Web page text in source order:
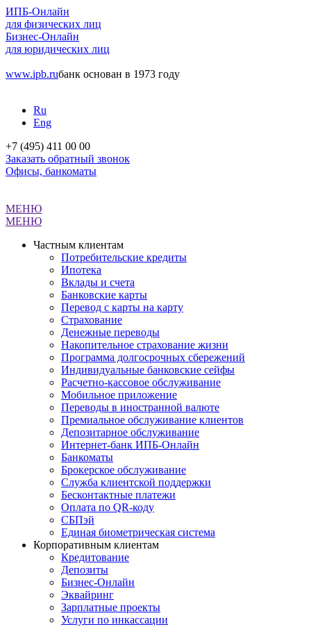
ИПБ-Онлайн
для физических лиц
Бизнес-Онлайн
для юридических лиц
www.ipb.ruбанк основан в 1973 году
Ru
Eng
+7 (495) 411 00 00
Заказать обратный звонок
Офисы, банкоматы
МЕНЮ
МЕНЮ
Частным клиентам
Потребительские кредиты
Ипотека
Вклады и счета
Банковские карты
Перевод с карты на карту
Страхование
Денежные переводы
Накопительное страхование жизни
Программа долгосрочных сбережений
Индивидуальные банковские сейфы
Расчетно-кассовое обслуживание
Мобильное приложение
Переводы в иностранной валюте
Премиальное обслуживание клиентов
Депозитарное обслуживание
Интернет-банк ИПБ-Онлайн
Банкоматы
Брокерское обслуживание
Служба клиентской поддержки
Бесконтактные платежи
Оплата по QR-коду
СБПэй
Единая биометрическая система
Корпоративным клиентам
Кредитование
Депозиты
Бизнес-Онлайн
Эквайринг
Зарплатные проекты
Услуги по инкассации